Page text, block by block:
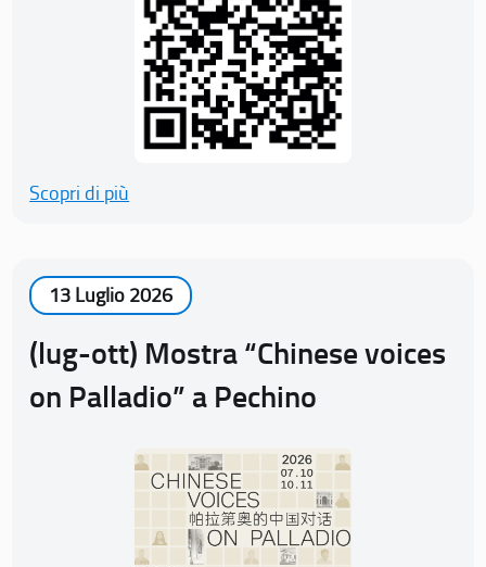
Scopri di più
13 Luglio 2026
(lug-ott) Mostra “Chinese voices
on Palladio” a Pechino